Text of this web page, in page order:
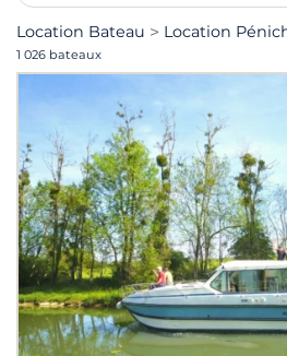
Location Bateau Location
1 026 bateaux